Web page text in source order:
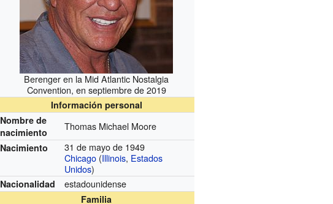
Berenger en la Mid Atlantic Nostalgia
Convention, en septiembre de 2019
Información personal
Nombre de
nacimiento
Thomas Michael Moore
Nacimiento
31 de mayo de 1949
Chicago (Illinois, Estados
Unidos)
Nacionalidad estadounidense
Familia